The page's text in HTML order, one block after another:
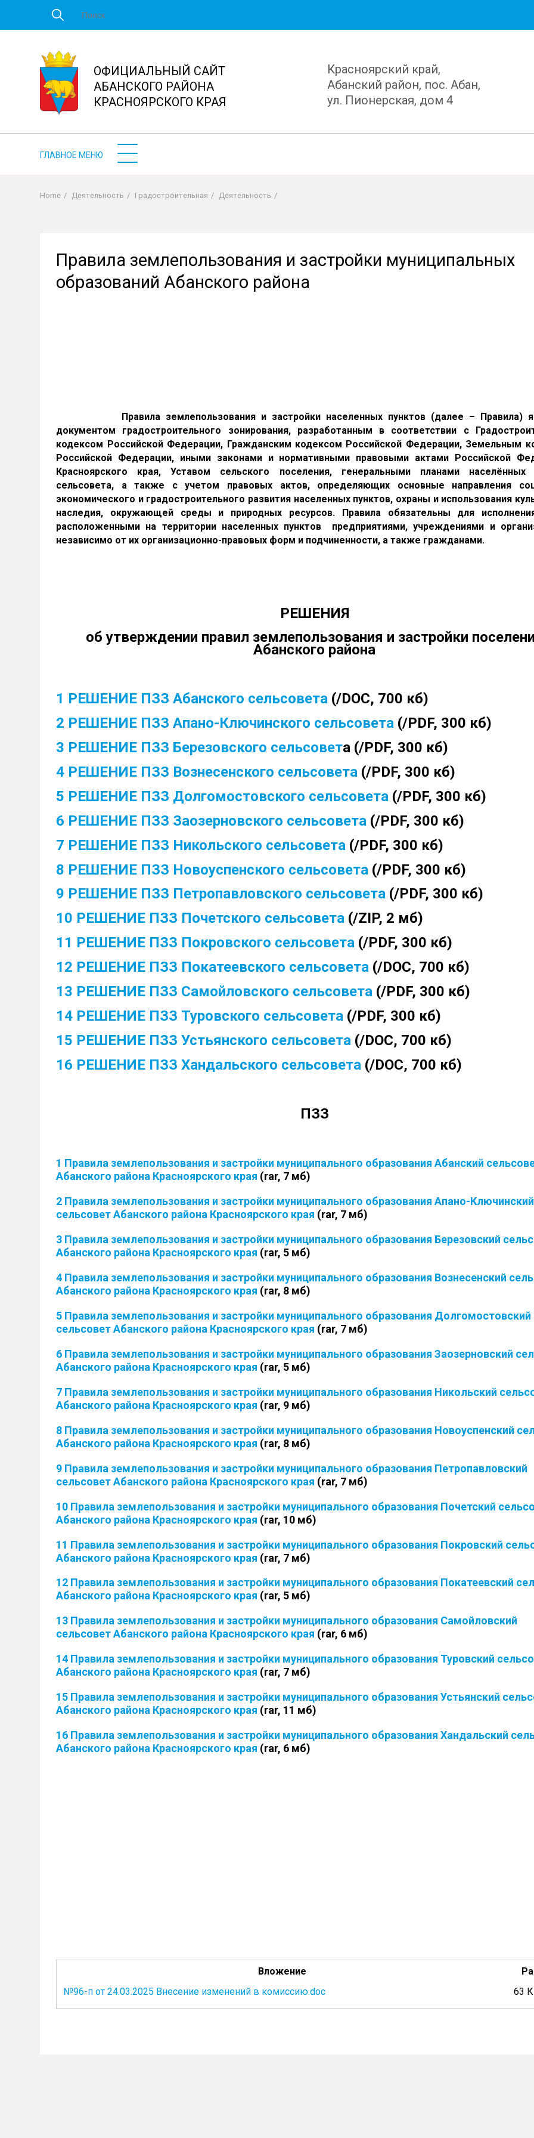
основному
ОФИЦИАЛЬНЫЙ САЙТ
АБАНСКОГО РАЙОНА
КРАСНОЯРСКОГО КРАЯ
Красноярский край,
Абанский район, пос. Абан,
ул. Пионерская, дом 4
Home / Деятельность / Градостроительная / Деятельность /
Правила землепользования и застройки муниципальных
образований Абанского района
Правила землепользования и застройки населенных пунктов (далее – Правила)
документом градостроительного зонирования, разработанным в соответствии с
кодексом Российской Федерации, Гражданским кодексом Российской Федерации, Земельным
Российской Федерации, иными законами и нормативными правовыми актами Российской
Красноярского края, Уставом сельского поселения, генеральными планами населённых
сельсовета, а также с учетом правовых актов, определяющих основные направления
экономического и градостроительного развития населенных пунктов, охраны и использования
наследия, окружающей среды и природных ресурсов. Правила обязательны для
расположенными на территории населенных пунктов предприятиями, учреждениями и
независимо от их организационно-правовых форм и подчиненности, а также гражданами.
РЕШЕНИЯ
об утверждении правил землепользования и застройки
Абанского района
1 РЕШЕНИЕ ПЗЗ Абанского сельсовета (/DOC, 700 кб)
2 РЕШЕНИЕ ПЗЗ Апано-Ключинского сельсовета (/PDF, 300 кб)
3 РЕШЕНИЕ ПЗЗ Березовского сельсовета (/PDF, 300 кб)
4 РЕШЕНИЕ ПЗЗ Вознесенского сельсовета (/PDF, 300 кб)
5 РЕШЕНИЕ ПЗЗ Долгомостовского сельсовета (/PDF, 300 кб)
6 РЕШЕНИЕ ПЗЗ Заозерновского сельсовета (/PDF, 300 кб)
7 РЕШЕНИЕ ПЗЗ Никольского сельсовета (/PDF, 300 кб)
8 РЕШЕНИЕ ПЗЗ Новоуспенского сельсовета (/PDF, 300 кб)
9 РЕШЕНИЕ ПЗЗ Петропавловского сельсовета (/PDF, 300 кб)
10 РЕШЕНИЕ ПЗЗ Почетского сельсовета (/ZIP, 2 мб)
11 РЕШЕНИЕ ПЗЗ Покровского сельсовета (/PDF, 300 кб)
12 РЕШЕНИЕ ПЗЗ Покатеевского сельсовета (/DOC, 700 кб)
13 РЕШЕНИЕ ПЗЗ Самойловского сельсовета (/PDF, 300 кб)
14 РЕШЕНИЕ ПЗЗ Туровского сельсовета (/PDF, 300 кб)
15 РЕШЕНИЕ ПЗЗ Устьянского сельсовета (/DOC, 700 кб)
16 РЕШЕНИЕ ПЗЗ Хандальского сельсовета (/DOC, 700 кб)
ПЗЗ
1 Правила землепользования и застройки муниципального образования Абанский
Абанского района Красноярского края (rar, 7 мб)
2 Правила землепользования и застройки муниципального образования Апано-Ключинский
сельсовет Абанского района Красноярского края (rar, 7 мб)
3 Правила землепользования и застройки муниципального образования Березовский
Абанского района Красноярского края (rar, 5 мб)
4 Правила землепользования и застройки муниципального образования Вознесенский
Абанского района Красноярского края (rar, 8 мб)
5 Правила землепользования и застройки муниципального образования Долгомостовский
сельсовет Абанского района Красноярского края (rar, 7 мб)
6 Правила землепользования и застройки муниципального образования Заозерновский
Абанского района Красноярского края (rar, 5 мб)
7 Правила землепользования и застройки муниципального образования Никольский
Абанского района Красноярского края (rar, 9 мб)
8 Правила землепользования и застройки муниципального образования Новоуспенский
Абанского района Красноярского края (rar, 8 мб)
9 Правила землепользования и застройки муниципального образования Петропавловский
сельсовет Абанского района Красноярского края (rar, 7 мб)
10 Правила землепользования и застройки муниципального образования Почетский
Абанского района Красноярского края (rar, 10 мб)
11 Правила землепользования и застройки муниципального образования Покровский
Абанского района Красноярского края (rar, 7 мб)
12 Правила землепользования и застройки муниципального образования Покатеевский
Абанского района Красноярского края (rar, 5 мб)
13 Правила землепользования и застройки муниципального образования Самойловский
сельсовет Абанского района Красноярского края (rar, 6 мб)
14 Правила землепользования и застройки муниципального образования Туровский
Абанского района Красноярского края (rar, 7 мб)
15 Правила землепользования и застройки муниципального образования Устьянский
Абанского района Красноярского края (rar, 11 мб)
16 Правила землепользования и застройки муниципального образования Хандальский
Абанского района Красноярского края (rar, 6 мб)
Вложение
№96-п от 24.03.2025 Внесение изменений в комиссию.doc
63